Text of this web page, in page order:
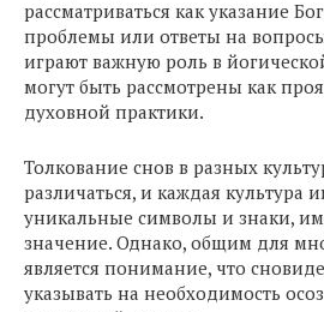
рассматриваться как указание
проблемы или ответы на
играют важную роль в
могут быть рассмотрены как
духовной практики.
Толкование снов в разных
различаться, и каждая культура
уникальные символы и знаки,
значение. Однако, общим для
является понимание, что
указывать на необходимость